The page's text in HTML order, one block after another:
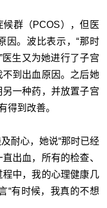
候群（PCOS），但医
因。波比表示，“那时
生又为她进行了子宫
到出血原因。之后她
一种药，并放置子宫
得到改善。
耐心，她说“那时已经
出血，所有的检查、
中，我的心理健康几
“有时候，我真的不想